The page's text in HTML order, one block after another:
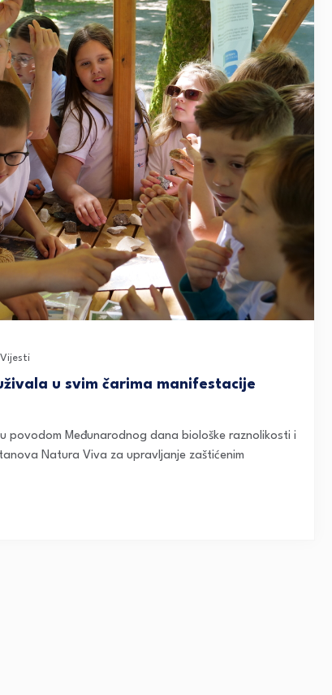
Vijesti
u svim čarima manifestacije
povodom Međunarodnog dana biološke raznolikosti i
Natura Viva za upravljanje zaštićenim